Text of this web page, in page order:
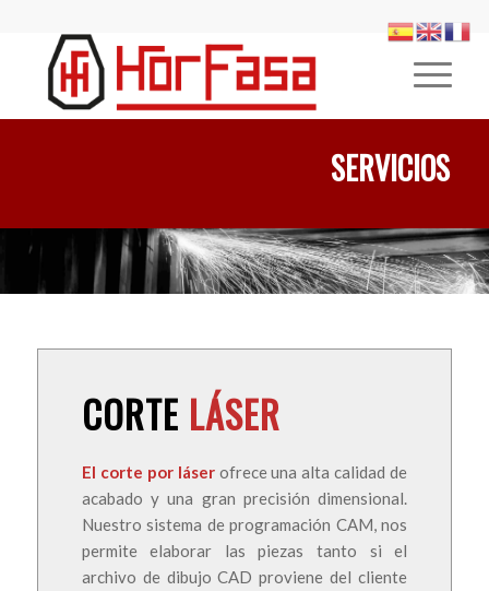
SERVICIOS
CORTE LÁSER
El corte por láserofrece una alta calidad de
acabado y una gran precisión dimensional.
Nuestro sistema de programación CAM, nos
permite elaborar las piezas tanto si el
archivo de dibujo CAD proviene del cliente